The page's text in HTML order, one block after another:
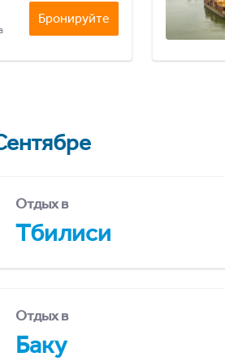
Бронируйте
Отдых в
Тбилиси
Отдых в
Баку